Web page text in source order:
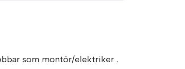
som montör/elektriker .